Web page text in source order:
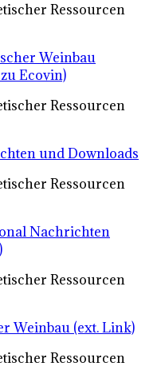
Ressourcen
Weinbau
Ecovin)
Ressourcen
und Downloads
Ressourcen
Nachrichten
Ressourcen
Weinbau (ext. Link)
Ressourcen